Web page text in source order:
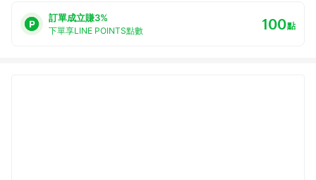
訂單成立賺3%
下單享LINE POINTS點數 100點